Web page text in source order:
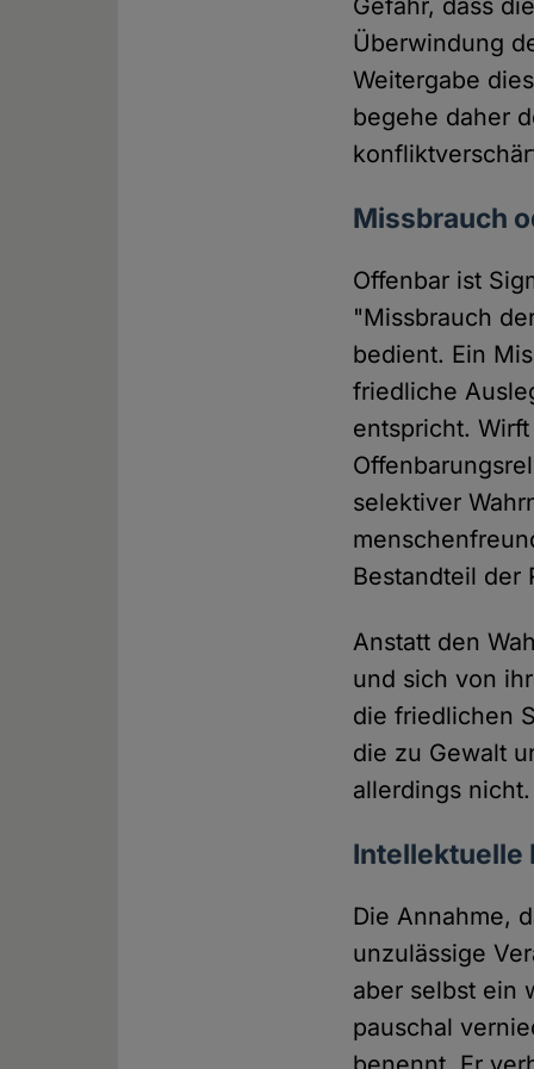
Gefahr, dass
Überwindung
Weitergabe
begehe daher
Missbrauch
Offenbar ist
"Missbrauch
bedient. Ein
friedliche
entspricht.
selektiver
Bestandteil der
Anstatt den
und sich von
die friedlichen
die zu Gewalt
allerdings nicht.
Intellektuelle
Die Annahme,
unzulässige
aber selbst ein
pauschal